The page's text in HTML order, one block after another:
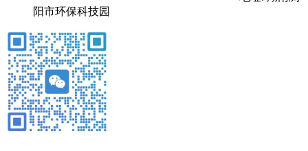
阳市环保科技园